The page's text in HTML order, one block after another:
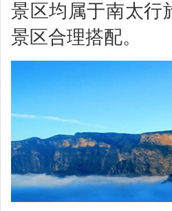
景区均属于南太行
景区合理搭配。